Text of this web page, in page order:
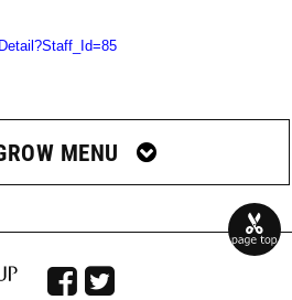
MENU
 